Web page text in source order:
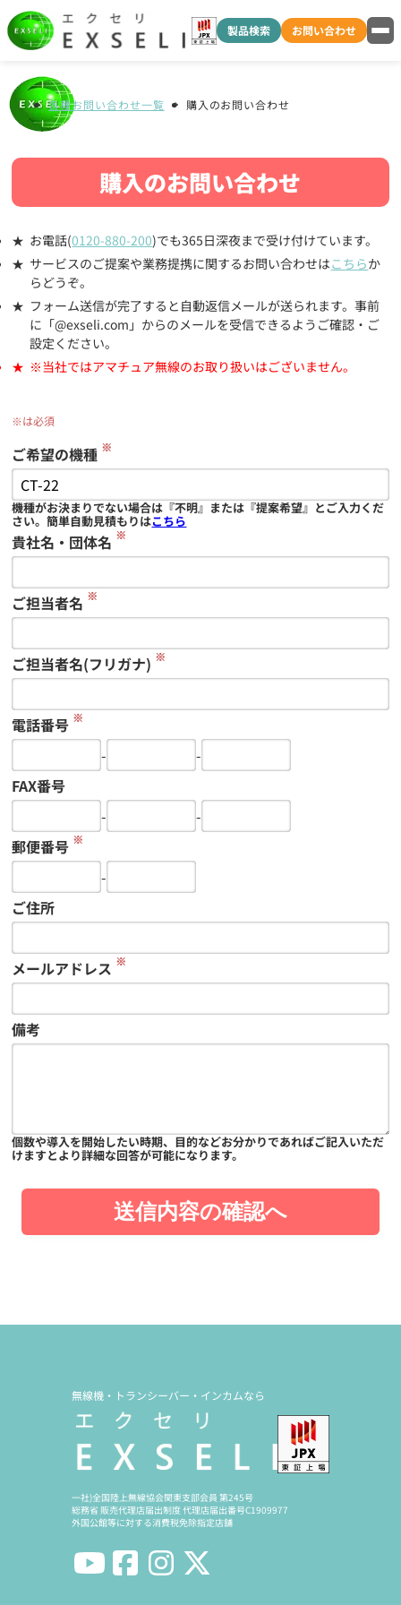
製品検索 お問い合わせ
各種お問い合わせ一覧 購入のお問い合わせ
購入のお問い合わせ
お電話(0120-880-200)でも365日深夜まで受け付けています。
サービスのご提案や業務提携に関するお問い合わせはこちらか
らどうぞ。
フォーム送信が完了すると自動返信メールが送られます。事前
に「@exseli.com」からのメールを受信できるようご確認・ご
設定ください。
※当社ではアマチュア無線のお取り扱いはございません。
※は必須
ご希望の機種 ※
機種がお決まりでない場合は『不明』または『提案希望』とご入力くだ
さい。簡単自動見積もりはこちら
貴社名・団体名 ※
ご担当者名 ※
ご担当者名(フリガナ) ※
電話番号 ※
-
-
FAX番号
-
-
郵便番号 ※
-
ご住所
メールアドレス ※
備考
個数や導入を開始したい時期、目的などお分かりであればご記入いただ
けますとより詳細な回答が可能になります。
送信内容の確認へ
無線機・トランシーバー・インカムなら
一社)全国陸上無線協会関東支部会員 第245号
総務省 販売代理店届出制度 代理店届出番号C1909977
外国公館等に対する消費税免除指定店舗